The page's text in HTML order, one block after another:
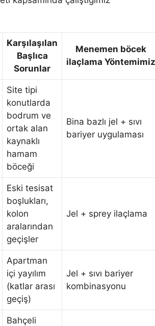
Karşılaşılan
Başlıca
Sorunlar
Menemen böcek
ilaçlama Yöntemimiz
Site tipi
konutlarda
bodrum ve
ortak alan
kaynaklı
hamam
böceği
Bina bazlı jel + sıvı
bariyer uygulaması
Eski tesisat
boşlukları,
kolon
aralarından
geçişler
Jel + sprey ilaçlama
Apartman
içi yayılım
(katlar arası
geçiş)
Jel + sıvı bariyer
kombinasyonu
Bahçeli